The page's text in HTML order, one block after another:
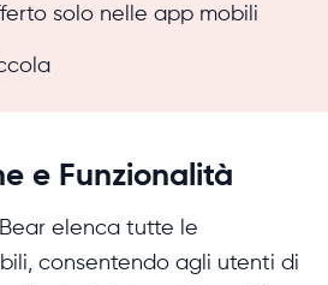
solo nelle app mobili
e Funzionalità
elenca tutte le
consentendo agli utenti di